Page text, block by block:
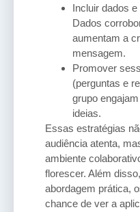
Incluir dados
Dados
aumentam a
mensagem.
Promover
(perguntas e
grupo
ideias.
Essas estratégias
audiência atenta,
ambiente
florescer. Além
abordagem prática,
chance de ver a